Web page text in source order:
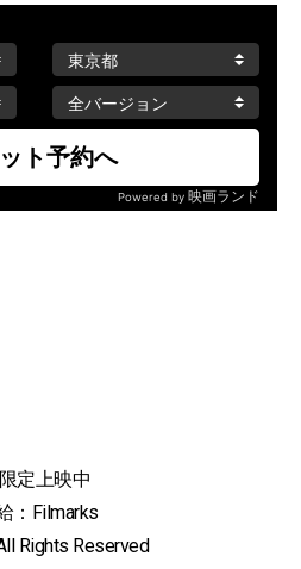
定上映中
：Filmarks
Rights Reserved